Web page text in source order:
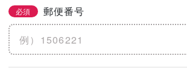
必須 郵便番号